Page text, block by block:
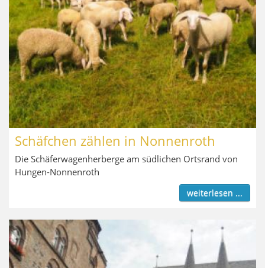
Schäfchen zählen in Nonnenroth
Die Schäferwagenherberge am südlichen Ortsrand von
Hungen-Nonnenroth
weiterlesen ...